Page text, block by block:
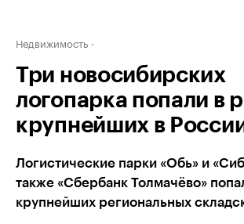
Недвижимость
Три новосибирских
логопарка попали в
крупнейших в
Логистические парки «Обь» и
также «Сбербанк Толмачёво»
крупнейших региональных